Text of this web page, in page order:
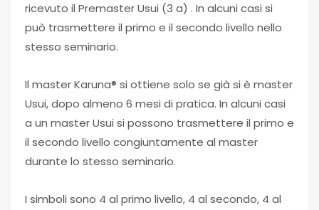
ricevuto il Premaster Usui (3 a) . In alcuni casi si
può trasmettere il primo e il secondo livello nello
stesso seminario.
Il master Karuna® si ottiene solo se già si è master
Usui, dopo almeno 6 mesi di pratica. In alcuni casi
a un master Usui si possono trasmettere il primo e
il secondo livello congiuntamente al master
durante lo stesso seminario.
I simboli sono 4 al primo livello, 4 al secondo, 4 al